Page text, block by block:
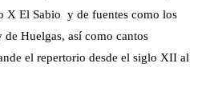
X El Sabio y de fuentes como los
Huelgas, así como cantos
el repertorio desde el siglo XII al